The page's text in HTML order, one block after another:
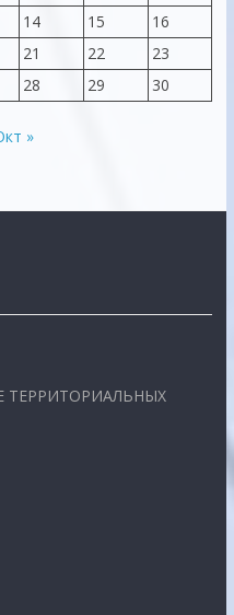
14 15
16
21 22
23
28 29 30
»
ТЕРРИТОРИАЛЬНЫХ